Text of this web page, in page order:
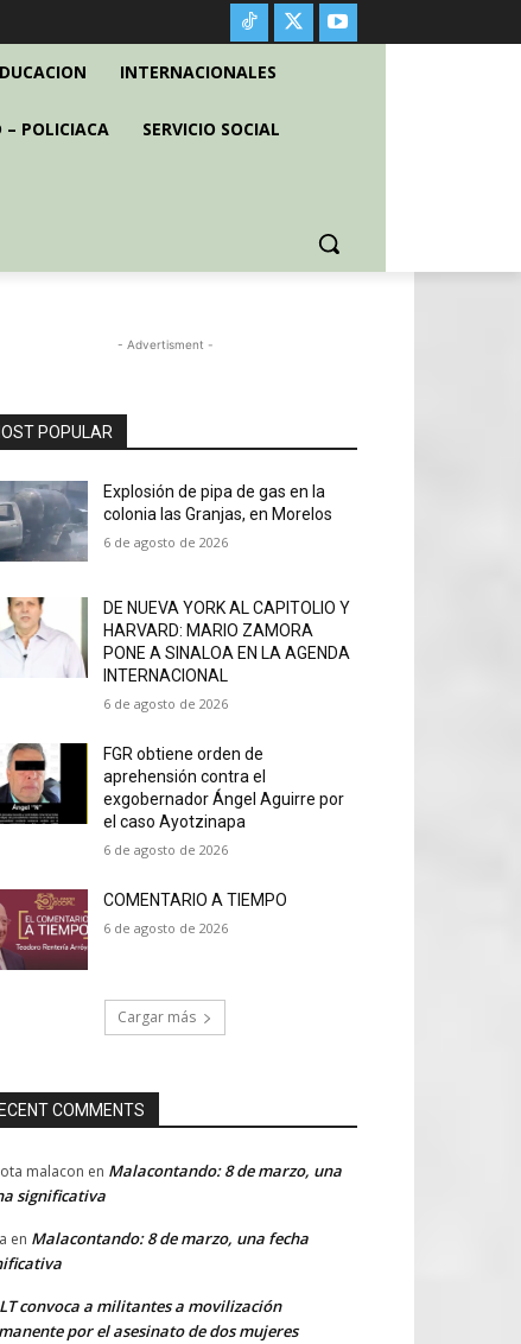
INTERNACIONALES
– POLICIACA SERVICIO SOCIAL
- Advertisment -
POPULAR
Explosión de pipa de gas en la
colonia las Granjas, en Morelos
6 de agosto de 2026
DE NUEVA YORK AL CAPITOLIO Y
HARVARD: MARIO ZAMORA
PONE A SINALOA EN LA AGENDA
INTERNACIONAL
6 de agosto de 2026
FGR obtiene orden de
aprehensión contra el
exgobernador Ángel Aguirre por
el caso Ayotzinapa
6 de agosto de 2026
COMENTARIO A TIEMPO
6 de agosto de 2026
Cargar más
COMMENTS
malacon en Malacontando: 8 de marzo, una
significativa
en Malacontando: 8 de marzo, una fecha
convoca a militantes a movilización
por el asesinato de dos mujeres